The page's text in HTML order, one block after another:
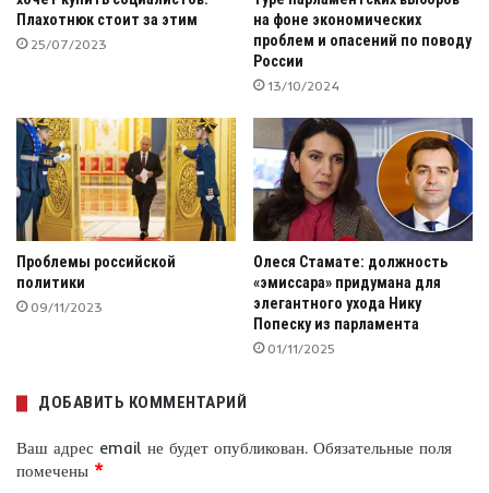
Плахотнюк стоит за этим
25/07/2023
на фоне экономических
проблем и опасений по поводу
России
13/10/2024
Проблемы российской
политики
09/11/2023
Олеся Стамате: должность
«эмиссара» придумана для
элегантного ухода Нику
Попеску из парламента
01/11/2025
ДОБАВИТЬ КОММЕНТАРИЙ
Ваш адрес email не будет опубликован. Обязательные поля
помечены *